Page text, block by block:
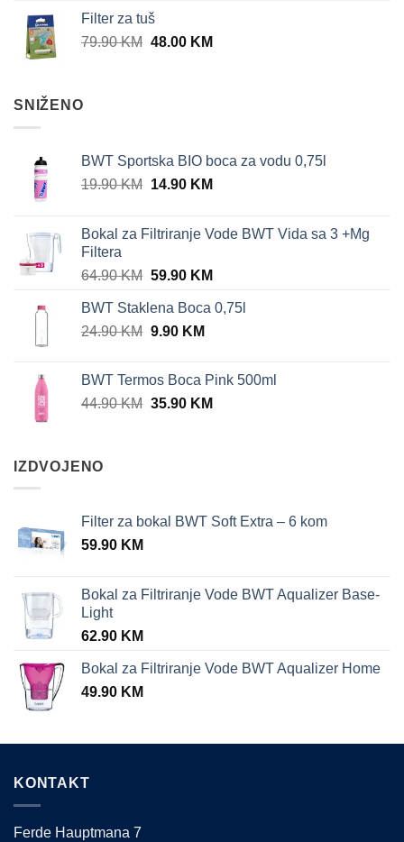
Filter za tuš
79.90KM Original
48.00 KMCurrent
SNIŽENO
BWT Sportska BIO boca za vodu 0,75l
19.90KM Original
19.90 KM.
14.90 KMCurrent
14.90 KM.
Bokal za Filtriranje Vode BWT Vida sa 3 +Mg
Filtera
64.90KM Original
was:
64.90 KM.
59.90 KMCurrent
is:
BWT Staklena Boca 0,75l
24.90KM Original
24.90 KM.
9.90 KMCurrent
9.90 KM.
BWT Termos Boca Pink 500ml
44.90KM Original
35.90 KMCurrent
IZDVOJENO
Filter za bokal BWT Soft Extra – 6 kom
59.90 KM
Bokal za Filtriranje Vode BWT Aqualizer Base-
Light
62.90 KM
Bokal za Filtriranje Vode BWT Aqualizer Home
49.90 KM
KONTAKT
Ferde Hauptmana 7